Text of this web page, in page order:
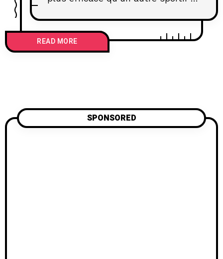
également impacté par la vie
personnelle ou encore
professionnelle de la personne.
Comment travailler la préparation
READ MORE
SPONSORED